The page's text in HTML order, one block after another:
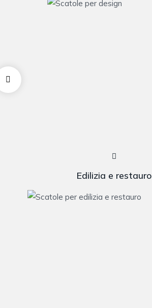
Edilizia e restauro